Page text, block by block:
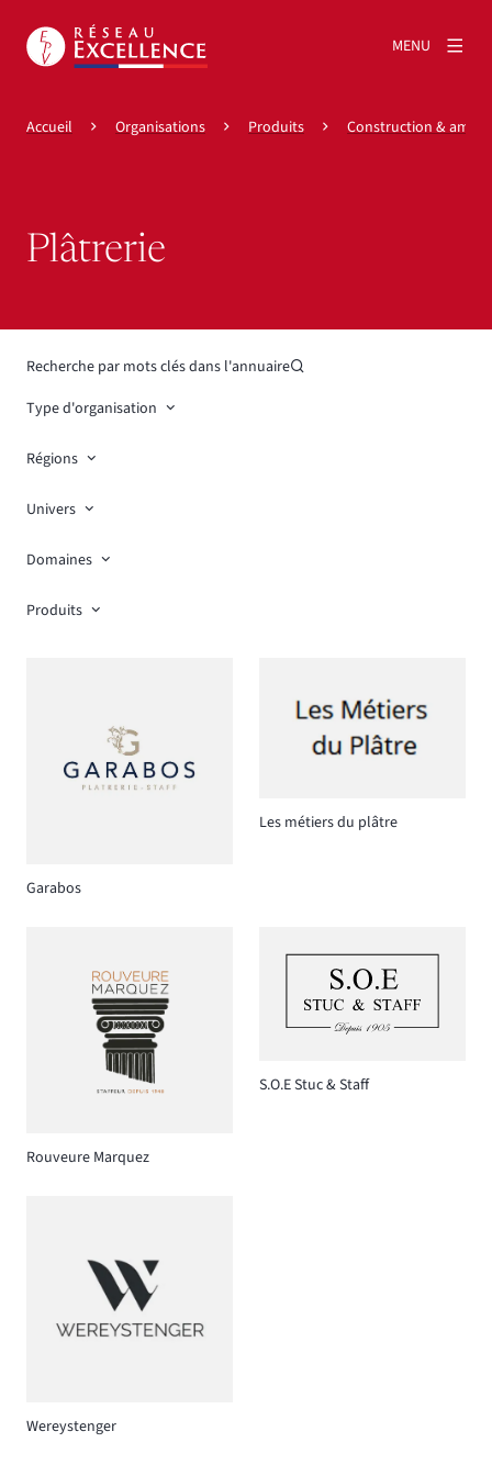
MENU
Accueil Organisations Produits Construction &
Plâtrerie
Recherche par mots clés dans l'annuaire
Type d'organisation
Régions
Univers
Domaines
Produits
Garabos
Les métiers du plâtre
Rouveure Marquez
S.O.E Stuc & Staff
Wereystenger